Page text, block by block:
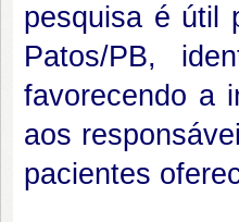
pesquisa é útil
Patos/PB,
favorecendo a
aos
pacientes